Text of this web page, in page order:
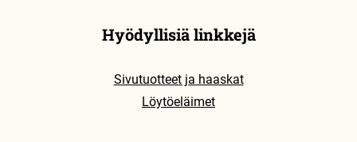
Hyödyllisiä linkkejä
Sivutuotteet ja haaskat
Löytöeläimet